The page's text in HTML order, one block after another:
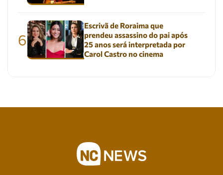
6
Escrivã de Roraima que
prendeu assassino do pai após
25 anos será interpretada por
Carol Castro no cinema